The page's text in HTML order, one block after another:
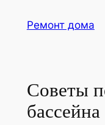
Ремонт дома
Советы
бассейна